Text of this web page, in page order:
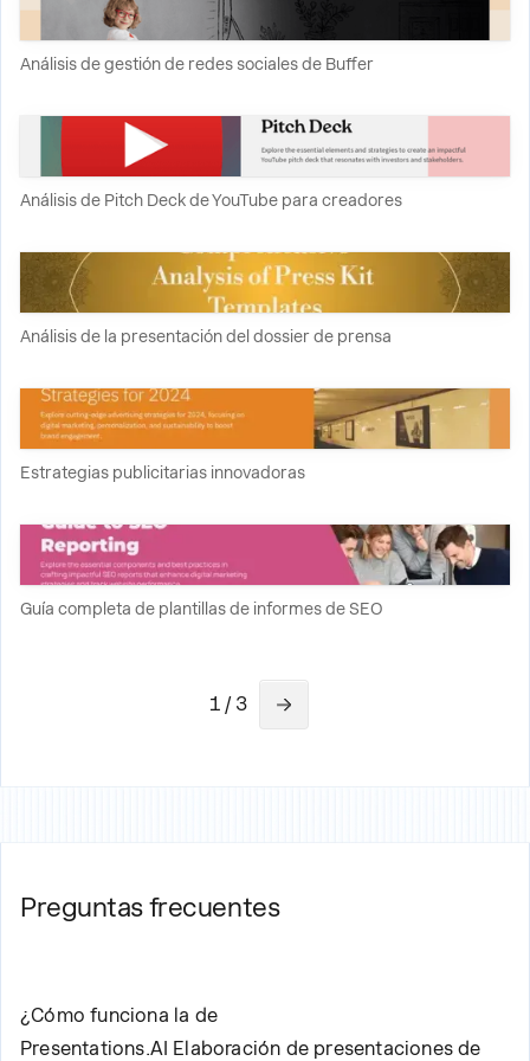
Análisis de gestión de redes sociales de Buffer
Análisis de Pitch Deck de YouTube para creadores
Análisis de la presentación del dossier de prensa
Estrategias publicitarias innovadoras
Guía completa de plantillas de informes de SEO
1 / 3
Preguntas frecuentes
¿Cómo funciona la de
Presentations.AI Elaboración de presentaciones de